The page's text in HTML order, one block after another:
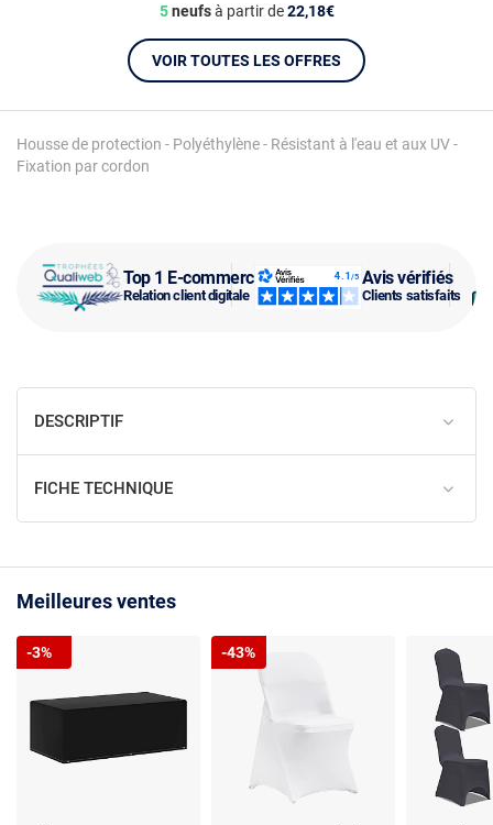
Top 1 E-commerce
Relation client digitale
Avis vérifiés
Clients satisfaits
Housse de protection - Polyéthylène - Résistant à l'eau et aux UV -
Fixation par cordon
5neufsà partir de22,18€
VOIR TOUTES LES OFFRES
DESCRIPTIF
FICHE TECHNIQUE
Meilleures ventes
-3% -43%